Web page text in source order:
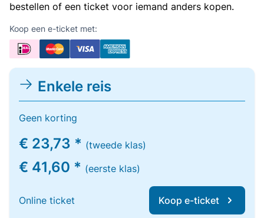
bestellen of een ticket voor iemand anders kopen.
Koop een e-ticket met:
Enkele reis
Geen korting
€ 23,73 * (tweede klas)
€ 41,60 * (eerste klas)
Online ticket Koop e-ticket